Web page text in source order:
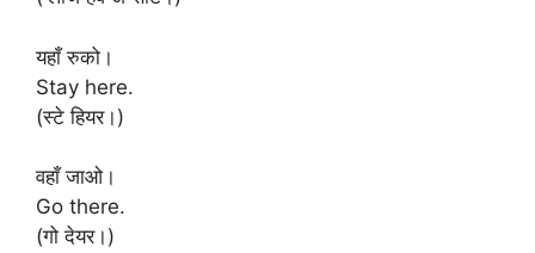
यहाँ रुको।
Stay here.
(स्टे हियर।)
वहाँ जाओ।
Go there.
(गो देयर।)